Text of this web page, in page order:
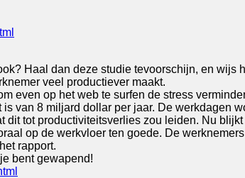
Haal dan deze studie tevoorschijn, en wijs
veel productiever maakt.
even op het web te surfen de stress
van 8 miljard dollar per jaar. De werkdagen
tot productiviteitsverlies zou leiden. Nu
op de werkvloer ten goede. De
rapport.
bent gewapend!